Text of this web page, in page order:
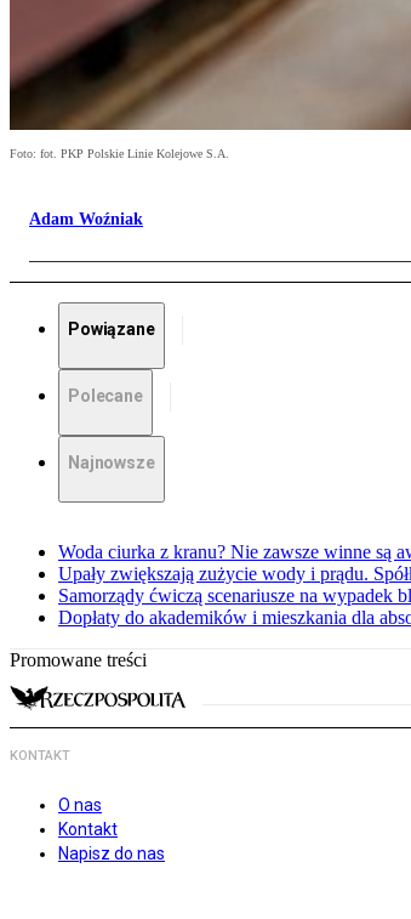
Foto: fot. PKP Polskie Linie Kolejowe S.A.
Adam Woźniak
Powiązane
Polecane
Najnowsze
Woda ciurka z kranu? Nie zawsze winne są
Upały zwiększają zużycie wody i prądu.
Samorządy ćwiczą scenariusze na wypadek
Dopłaty do akademików i mieszkania dla
Promowane treści
KONTAKT
O nas
Kontakt
Napisz do nas